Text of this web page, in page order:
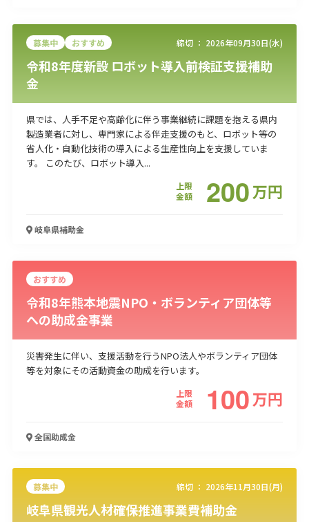
募集中 おすすめ 締切 ： 2026年09月30日(水)
令和8年度新設 ロボット導入前検証支援補助
金
県では、人手不足や高齢化に伴う事業継続に課題を抱える県内
製造業者に対し、専門家による伴走支援のもと、ロボット等の
省人化・自動化技術の導入による生産性向上を支援していま
す。 このたび、ロボット導入...
上限
金額
200万円
岐阜県補助金
おすすめ
令和8年熊本地震NPO・ボランティア団体等
への助成金事業
災害発生に伴い、支援活動を行うNPO法人やボランティア団体
等を対象にその活動資金の助成を行います。
上限
金額
100万円
全国助成金
募集中 締切 ： 2026年11月30日(月)
岐阜県観光人材確保推進事業費補助金